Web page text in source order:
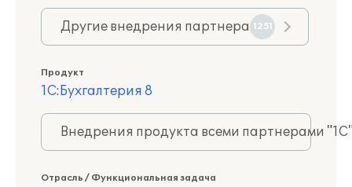
Другие внедрения партнера 1251
Продукт
1С:Бухгалтерия 8
Внедрения продукта всеми партнерами
Отрасль / Функциональная задача